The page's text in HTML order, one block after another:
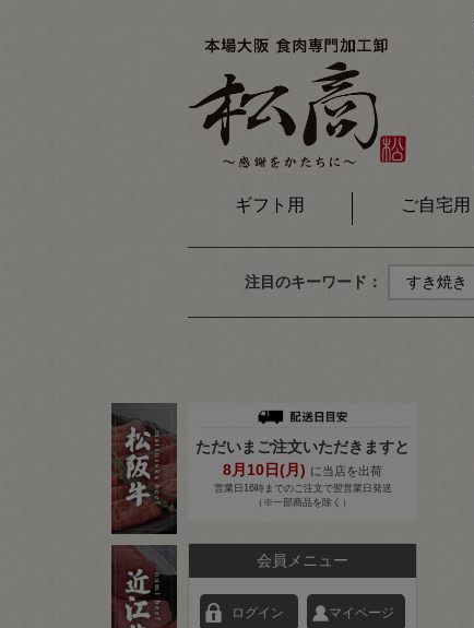
ギフト用 ご自宅用
注目のキーワード： すき焼き
ただいまご注文いただきますと
8月 10日(月) に当店を出荷
営業日16時までのご注文で翌営業日発送
（※一部商品を除く）
会員メニュー
ログイン マイページ